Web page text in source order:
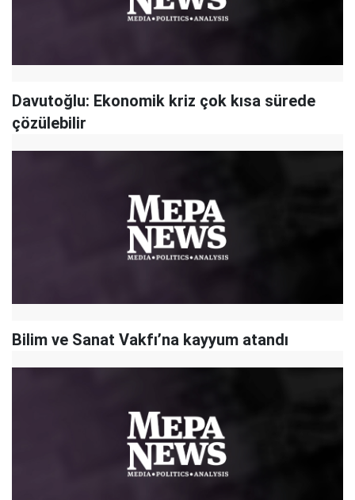
Davutoğlu: Ekonomik kriz çok kısa sürede
çözülebilir
Bilim ve Sanat Vakfı’na kayyum atandı